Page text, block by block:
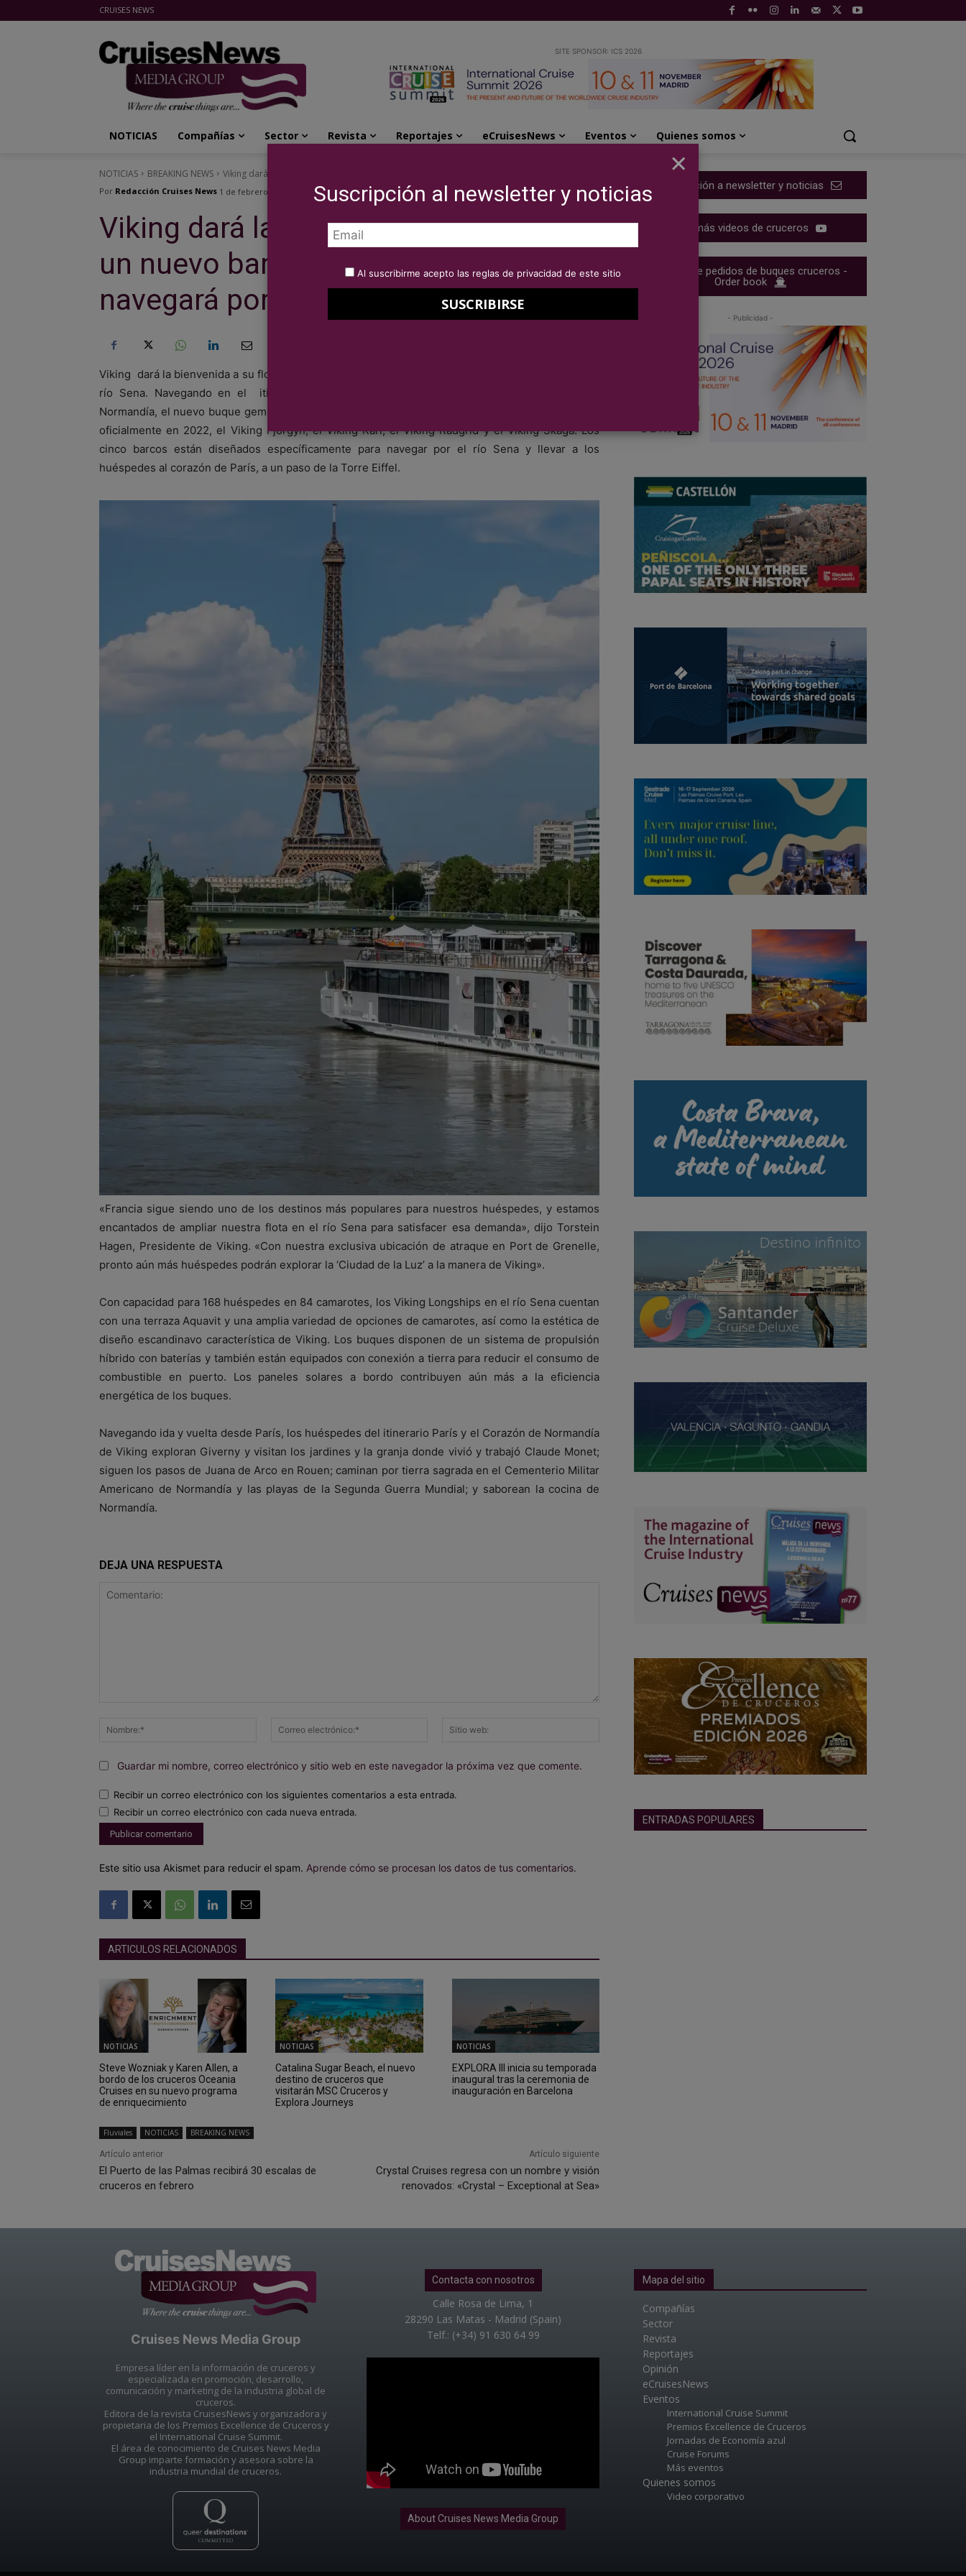
CRUISES NEWS
SITE SPONSOR: ICS 2026
NOTICIAS Compañías Sector Revista Reportajes eCruisesNews Eventos Quienes somos
NOTICIAS BREAKING NEWS Viking dará la bienvenida en 2025 a un nuevo barco de cruceros...
Por Redacción Cruises News 1 de febrero de 2023
Viking dará la bienvenida en 2025 a
un nuevo barco de cruceros que
navegará por el Sena
Viking dará la bienvenida a su flota a un nuevo Viking Longship, construido especialmente para el
río Sena. Navegando en el itinerario de ocho días de la compañía París y el corazón de
Normandía, el nuevo buque gemelo se unirá a los cuatro Viking Longships que fueron bautizados
oficialmente en 2022, el Viking Fjorgyn, el Viking Kari, el Viking Radgrid y el Viking Skaga. Los
cinco barcos están diseñados específicamente para navegar por el río Sena y llevar a los
huéspedes al corazón de París, a un paso de la Torre Eiffel.
«Francia sigue siendo uno de los destinos más populares para nuestros huéspedes, y estamos
encantados de ampliar nuestra flota en el río Sena para satisfacer esa demanda», dijo Torstein
Hagen, Presidente de Viking. «Con nuestra exclusiva ubicación de atraque en Port de Grenelle,
pronto aún más huéspedes podrán explorar la ‘Ciudad de la Luz’ a la manera de Viking».
Con capacidad para 168 huéspedes en 84 camarotes, los Viking Longships en el río Sena cuentan
con una terraza Aquavit y una amplia variedad de opciones de camarotes, así como la estética de
diseño escandinavo característica de Viking. Los buques disponen de un sistema de propulsión
híbrido con baterías y también están equipados con conexión a tierra para reducir el consumo de
combustible en puerto. Los paneles solares a bordo contribuyen aún más a la eficiencia
energética de los buques.
Navegando ida y vuelta desde París, los huéspedes del itinerario París y el Corazón de Normandía
de Viking exploran Giverny y visitan los jardines y la granja donde vivió y trabajó Claude Monet;
siguen los pasos de Juana de Arco en Rouen; caminan por tierra sagrada en el Cementerio Militar
Americano de Normandía y las playas de la Segunda Guerra Mundial; y saborean la cocina de
Normandía.
DEJA UNA RESPUESTA
Nombre:*
Correo
Guardar mi nombre, correo electrónico y sitio web en este navegador la próxima vez que comente.
Recibir un correo electrónico con los siguientes comentarios a esta entrada.
Recibir un correo electrónico con cada nueva entrada.
Este sitio usa Akismet para reducir el spam. Aprende cómo se procesan los datos de tus comentarios.
ARTICULOS RELACIONADOS
NOTICIAS
Steve Wozniak y Karen Allen, a
bordo de los cruceros Oceania
Cruises en su nuevo programa
de enriquecimiento
NOTICIAS
Catalina Sugar Beach, el nuevo
destino de cruceros que
visitarán MSC Cruceros y
Explora Journeys
NOTICIAS
EXPLORA III inicia su temporada
inaugural tras la ceremonia de
inauguración en Barcelona
Fluviales NOTICIAS BREAKING NEWS
Artículo anterior
El Puerto de las Palmas recibirá 30 escalas de
cruceros en febrero
Artículo siguiente
Crystal Cruises regresa con un nombre y visión
renovados: «Crystal – Exceptional at Sea»
Suscripción a newsletter y noticias
Ver más videos de cruceros
Cartera de pedidos de buques cruceros -
Order book
- Publicidad -
ENTRADAS POPULARES
Cruises News Media Group
Empresa líder en la información de cruceros y
especializada en promoción, desarrollo,
comunicación y marketing de la industria global de
cruceros.
Editora de la revista CruisesNews y organizadora y
propietaria de los Premios Excellence de Cruceros y
el International Cruise Summit.
El área de conocimiento de Cruises News Media
Group imparte formación y asesora sobre la
industria mundial de cruceros.
Contacta con nosotros
Calle Rosa de Lima, 1
28290 Las Matas - Madrid (Spain)
Telf.: (+34) 91 630 64 99
About Cruises News Media Group
Mapa del sitio
Compañías
Sector
Revista
Reportajes
Opinión
eCruisesNews
Eventos
International Cruise Summit
Premios Excellence de Cruceros
Jornadas de Economía azul
Cruise Forums
Más eventos
Quienes somos
Video corporativo
×
Suscripción al newsletter y noticias
Al suscribirme acepto las reglas de privacidad de este sitio